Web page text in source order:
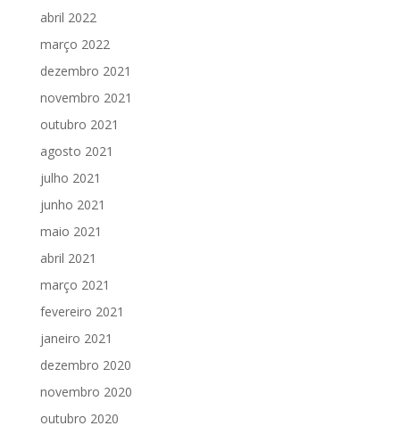
abril 2022
março 2022
dezembro 2021
novembro 2021
outubro 2021
agosto 2021
julho 2021
junho 2021
maio 2021
abril 2021
março 2021
fevereiro 2021
janeiro 2021
dezembro 2020
novembro 2020
outubro 2020